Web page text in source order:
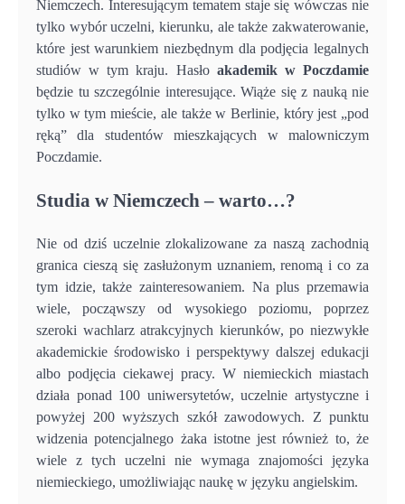
Niemczech. Interesującym tematem staje się wówczas nie
tylko wybór uczelni, kierunku, ale także zakwaterowanie,
które jest warunkiem niezbędnym dla podjęcia legalnych
studiów w tym kraju. Hasło akademik w Poczdamie
będzie tu szczególnie interesujące. Wiąże się z nauką nie
tylko w tym mieście, ale także w Berlinie, który jest „pod
ręką” dla studentów mieszkających w malowniczym
Poczdamie.
Studia w Niemczech – warto…?
Nie od dziś uczelnie zlokalizowane za naszą zachodnią
granica cieszą się zasłużonym uznaniem, renomą i co za
tym idzie, także zainteresowaniem. Na plus przemawia
wiele, począwszy od wysokiego poziomu, poprzez
szeroki wachlarz atrakcyjnych kierunków, po niezwykłe
akademickie środowisko i perspektywy dalszej edukacji
albo podjęcia ciekawej pracy. W niemieckich miastach
działa ponad 100 uniwersytetów, uczelnie artystyczne i
powyżej 200 wyższych szkół zawodowych. Z punktu
widzenia potencjalnego żaka istotne jest również to, że
wiele z tych uczelni nie wymaga znajomości języka
niemieckiego, umożliwiając naukę w języku angielskim.